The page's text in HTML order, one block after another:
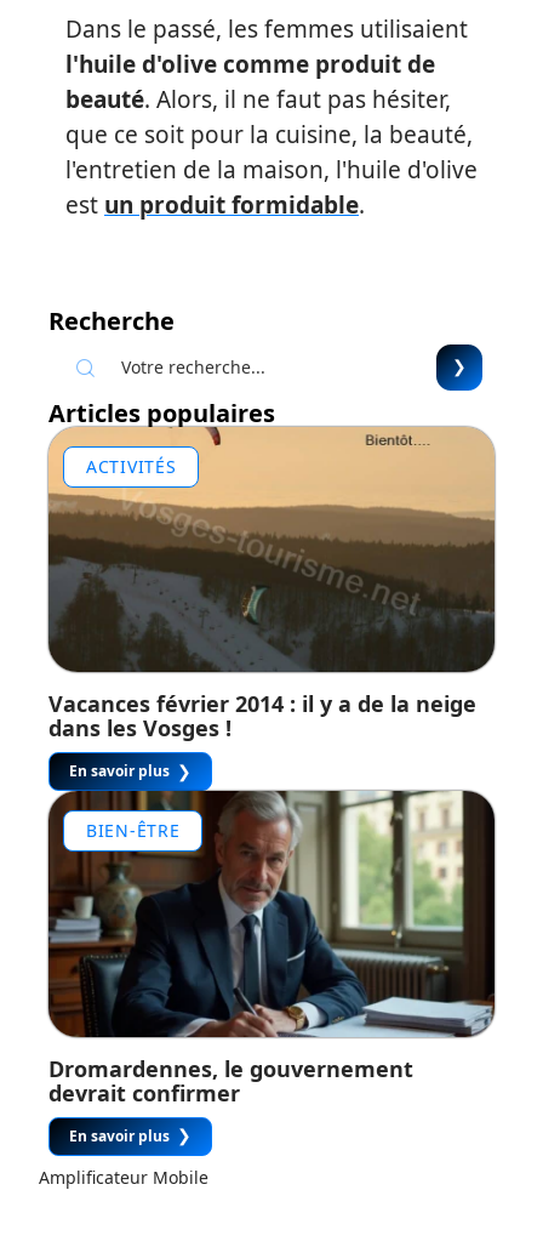
Dans le passé, les femmes utilisaient
l'huile d'olive comme produit de
beauté. Alors, il ne faut pas hésiter,
que ce soit pour la cuisine, la beauté,
l'entretien de la maison, l'huile d'olive
est un produit formidable.
Recherche
Articles populaires
ACTIVITÉS
Vacances février 2014 : il y a de la neige
dans les Vosges !
En savoir plus
BIEN-ÊTRE
Dromardennes, le gouvernement
devrait confirmer
En savoir plus
Amplificateur Mobile